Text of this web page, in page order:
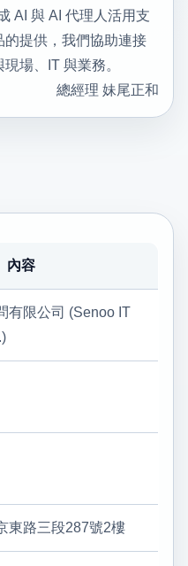
AI 與 AI 代理人活用支
提供，我們協助連接
場、IT 與業務。
總經理 妹尾正和
內容
有限公司 (Senoo IT
東路三段287號2樓